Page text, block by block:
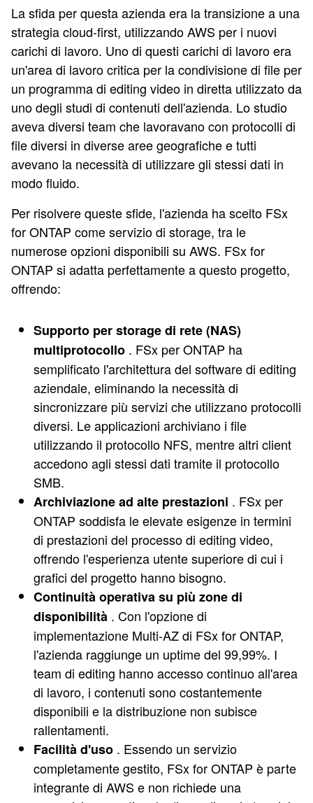
La sfida per questa azienda era la transizione a una
strategia cloud-first, utilizzando AWS per i nuovi
carichi di lavoro. Uno di questi carichi di lavoro era
un'area di lavoro critica per la condivisione di file per
un programma di editing video in diretta utilizzato da
uno degli studi di contenuti dell'azienda. Lo studio
aveva diversi team che lavoravano con protocolli di
file diversi in diverse aree geografiche e tutti
avevano la necessità di utilizzare gli stessi dati in
modo fluido.
Per risolvere queste sfide, l'azienda ha scelto FSx
for ONTAP come servizio di storage, tra le
numerose opzioni disponibili su AWS. FSx for
ONTAP si adatta perfettamente a questo progetto,
offrendo:
Supporto per storage di rete (NAS)
multiprotocollo . FSx per ONTAP ha
semplificato l'architettura del software di editing
aziendale, eliminando la necessità di
sincronizzare più servizi che utilizzano protocolli
diversi. Le applicazioni archiviano i file
utilizzando il protocollo NFS, mentre altri client
accedono agli stessi dati tramite il protocollo
SMB.
Archiviazione ad alte prestazioni . FSx per
ONTAP soddisfa le elevate esigenze in termini
di prestazioni del processo di editing video,
offrendo l'esperienza utente superiore di cui i
grafici del progetto hanno bisogno.
Continuità operativa su più zone di
disponibilità . Con l'opzione di
implementazione Multi-AZ di FSx for ONTAP,
l'azienda raggiunge un uptime del 99,99%. I
team di editing hanno accesso continuo all'area
di lavoro, i contenuti sono costantemente
disponibili e la distribuzione non subisce
rallentamenti.
Facilità d'uso . Essendo un servizio
completamente gestito, FSx for ONTAP è parte
integrante di AWS e non richiede una